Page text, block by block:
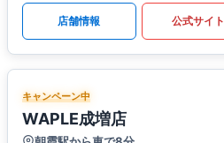
店舗情報 公式サイト
キャンペーン中
WAPLE成増店